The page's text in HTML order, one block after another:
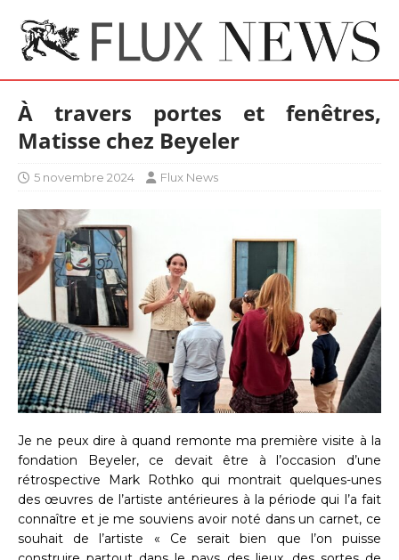
À travers portes et fenêtres,
Matisse chez Beyeler
5 novembre 2024 Flux News
Je ne peux dire à quand remonte ma première visite à la
fondation Beyeler, ce devait être à l’occasion d’une
rétrospective Mark Rothko qui montrait quelques-unes
des œuvres de l’artiste antérieures à la période qui l’a fait
connaître et je me souviens avoir noté dans un carnet, ce
souhait de l’artiste « Ce serait bien que l’on puisse